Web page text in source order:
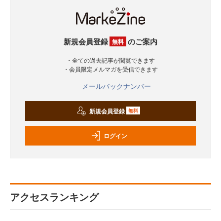
新規会員登録 無料 のご案内
・全ての過去記事が閲覧できます
・会員限定メルマガを受信できます
メールバックナンバー
新規会員登録 無料
ログイン
アクセスランキング